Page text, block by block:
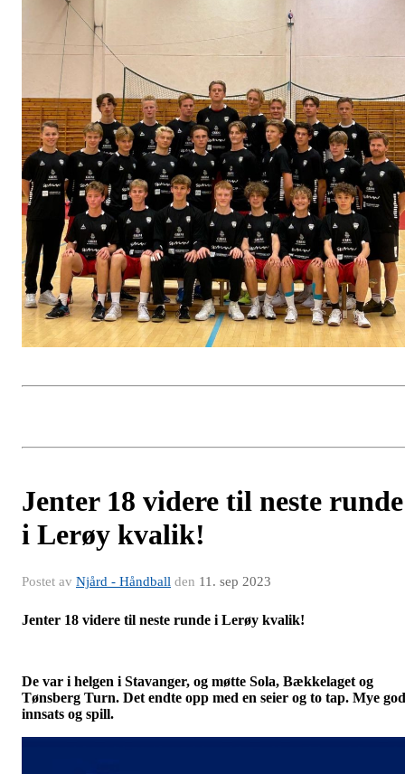
Jenter 18 videre til neste runde
i Lerøy kvalik!
Postet av Njård - Håndball den 11. sep 2023
Jenter 18 videre til neste runde i Lerøy kvalik!
De var i helgen i Stavanger, og møtte Sola, Bækkelaget og
Tønsberg Turn. Det endte opp med en seier og to tap. Mye god
innsats og spill.